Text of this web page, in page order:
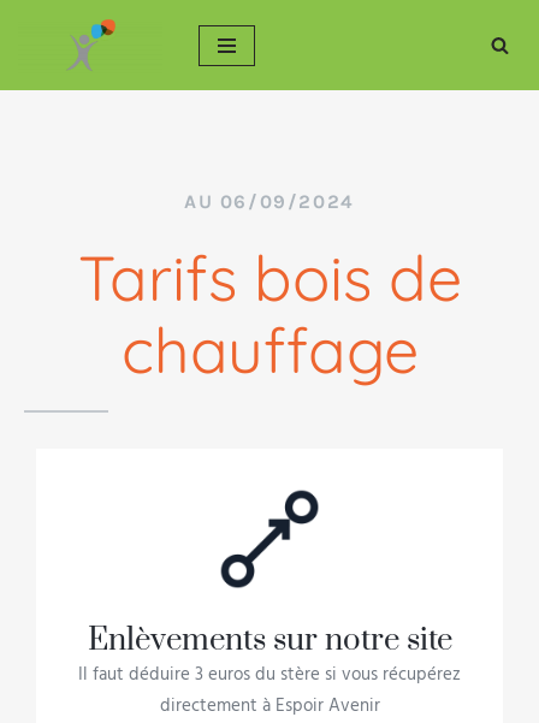
au
AU 06/09/2024
Tarifs bois de
chauffage
Enlèvements sur notre site
Il faut déduire 3 euros du stère si vous récupérez
directement à Espoir Avenir